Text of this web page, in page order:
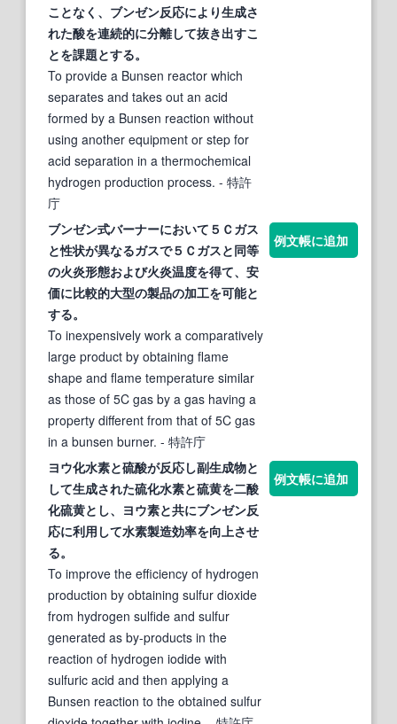
ことなく、 ブンゼン反応により生成さ
れた酸を連続的に分離して抜き出すこ
とを課題とする。
To provide a Bunsen reactor which
separates and takes out an acid
formed by a Bunsen reaction without
using another equipment or step for
acid separation in a thermochemical
hydrogen production process. - 特許
庁
ブンゼン式バーナーにおいて５Ｃガス
と性状が異なるガスで５Ｃガスと同等
の火炎形態および火炎温度を得て、安
価に比較的大型の製品の加工を可能と
する。
To inexpensively work a comparatively
large product by obtaining flame
shape and flame temperature similar
as those of 5C gas by a gas having a
property different from that of 5C gas
in a bunsen burner. - 特許庁
例文帳に追加
ヨウ化水素と硫酸が反応し副生成物と
して生成された硫化水素と硫黄を二酸
化硫黄とし、ヨウ素と共にブンゼン反
応に利用して水素製造効率を向上させ
る。
To improve the efficiency of hydrogen
production by obtaining sulfur dioxide
from hydrogen sulfide and sulfur
generated as by-products in the
reaction of hydrogen iodide with
sulfuric acid and then applying a
Bunsen reaction to the obtained sulfur
例文帳に追加